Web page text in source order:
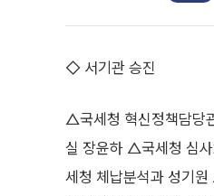
◇ 서기관 승진
△국세청 혁신정책담당
실 장윤하 △국세청 심
세청 체납분석과 성기